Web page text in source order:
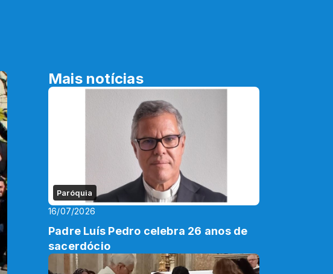
Mais notícias
Paróquia
16/07/2026
Padre Luís Pedro celebra 26 anos de
sacerdócio